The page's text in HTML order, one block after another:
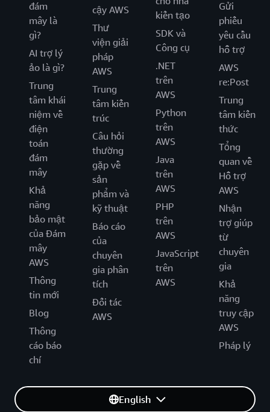
đám
mây là
gì?
AI trợ lý
ảo là gì?
Trung
tâm khái
niệm về
điện
toán
đám
mây
Khả
năng
bảo mật
của Đám
mây
AWS
Thông
tin mới
Blog
Thông
cáo báo
chí
cậy AWS
Thư
viện giải
pháp
AWS
Trung
tâm kiến
trúc
Câu hỏi
thường
gặp về
sản
phẩm và
kỹ thuật
Báo cáo
của
chuyên
gia phân
tích
Đối tác
AWS
kiến tạo
SDK và
Công cụ
.NET
trên
AWS
Python
trên
AWS
Java
trên
AWS
PHP
trên
AWS
JavaScript
trên
AWS
Gửi
phiếu
yêu cầu
hỗ trợ
AWS
re:Post
Trung
tâm kiến
thức
Tổng
quan về
Hỗ trợ
AWS
Nhận
trợ giúp
từ
chuyên
gia
Khả
năng
truy cập
AWS
Pháp lý
English